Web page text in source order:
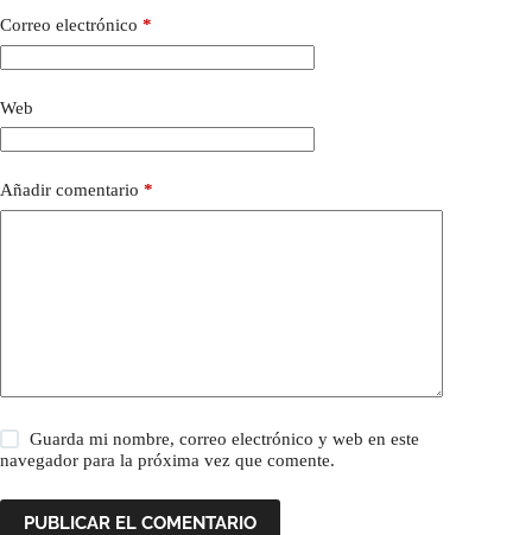
Correo electrónico *
Web
Añadir comentario *
Guarda mi nombre, correo electrónico y web en este
navegador para la próxima vez que comente.
PUBLICAR EL COMENTARIO